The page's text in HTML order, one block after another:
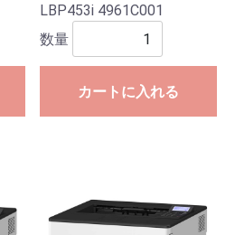
LBP453i 4961C001
数量
カートに入れる